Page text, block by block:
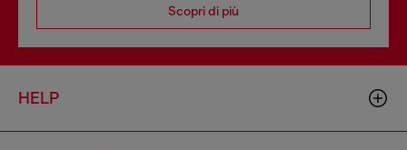
Scopri di più
HELP